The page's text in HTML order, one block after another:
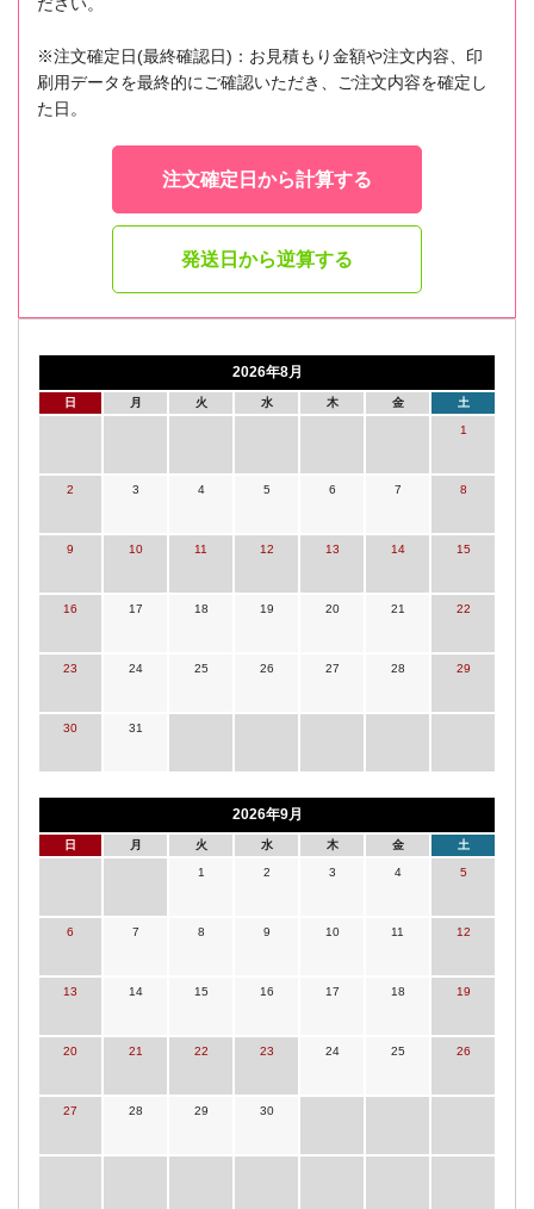
※注文確定日(最終確認日)：お見積もり金額や注文内容、印
刷用データを最終的にご確認いただき、ご注文内容を確定し
た日。
注文確定日から計算する
発送日から逆算する
2026年8月
日 月 火 水 木 金 土
1
2 3 4 5 6 7 8
9 10 11 12 13 14 15
16 17 18 19 20 21 22
23 24 25 26 27 28 29
30 31
2026年9月
日 月 火 水 木 金 土
1 2 3 4 5
6 7 8 9 10 11 12
13 14 15 16 17 18 19
20 21 22 23 24 25 26
27 28 29 30